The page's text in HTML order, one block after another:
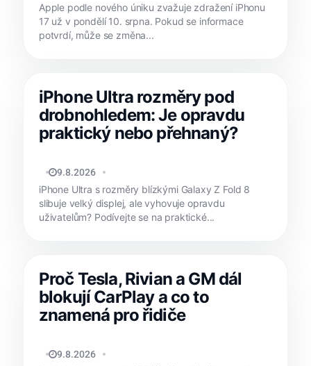
Apple podle nového úniku zvažuje zdražení iPhonu
17 už v pondělí 10. srpna. Pokud se informace
potvrdí, může se změna...
iPhone Ultra rozměry pod
drobnohledem: Je opravdu
praktický nebo přehnaný?
MATYÁŠ KOZÁK
9.8.2026
iPhone Ultra s rozměry blízkými Galaxy Z Fold 8
slibuje velký displej, ale vyhovuje opravdu
uživatelům? Podívejte se na praktické...
Proč Tesla, Rivian a GM dál
blokují CarPlay a co to
znamená pro řidiče
MATYÁŠ KOZÁK
9.8.2026